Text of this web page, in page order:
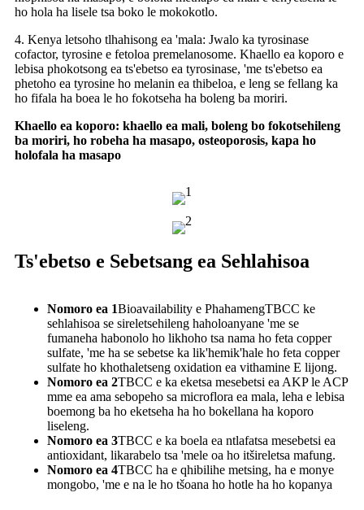
ho hola ha lisele tsa boko le mokokotlo.
4. Kenya letsoho tlhahisong ea 'mala: Jwalo ka tyrosinase
cofactor, tyrosine e fetoloa premelanosome. Khaello ea koporo e
lebisa phokotsong ea ts'ebetso ea tyrosinase, 'me ts'ebetso ea
phetoho ea tyrosine ho melanin ea thibeloa, e leng se fellang ka
ho fifala ha boea le ho fokotseha ha boleng ba moriri.
Khaello ea koporo: khaello ea mali, boleng bo fokotsehileng
ba moriri, ho robeha ha masapo, osteoporosis, kapa ho
holofala ha masapo
Ts'ebetso e Sebetsang ea Sehlahisoa
Nomoro ea 1Bioavailability e PhahamengTBCC ke
sehlahisoa se sireletsehileng haholoanyane 'me se
fumaneha habonolo ho likhoho tsa nama ho feta copper
sulfate, 'me ha se sebetse ka lik'hemik'hale ho feta copper
sulfate ho khothaletseng oxidation ea vithamine E lijong.
Nomoro ea 2TBCC e ka eketsa mesebetsi ea AKP le ACP
mme ea ama sebopeho sa microflora ea mala, leha e lebisa
boemong ba ho eketseha ha ho bokellana ha koporo
liseleng.
Nomoro ea 3TBCC e ka boela ea ntlafatsa mesebetsi ea
antioxidant, likarabelo tsa 'mele oa ho itšireletsa mafung.
Nomoro ea 4TBCC ha e qhibilihe metsing, ha e monye
mongobo, 'me e na le ho tšoana ho hotle ha ho kopanya